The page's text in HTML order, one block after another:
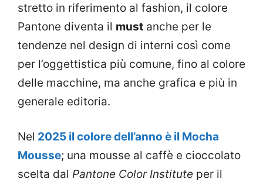
stretto in riferimento al fashion, il colore
Pantone diventa il must anche per le
tendenze nel design di interni così come
per l’oggettistica più comune, fino al colore
delle macchine, ma anche grafica e più in
generale editoria.
Nel 2025 il colore dell’anno è il Mocha
Mousse; una mousse al caffè e cioccolato
scelta dal Pantone Color Institute per il